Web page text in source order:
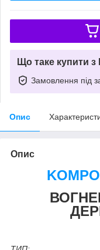
Що таке купити
Замовлення під
Опис
Опис